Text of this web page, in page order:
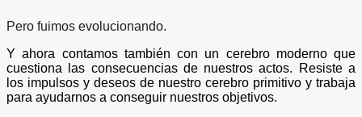
Pero fuimos evolucionando.
Y ahora contamos también con un cerebro moderno que
cuestiona las consecuencias de nuestros actos. Resiste a
los impulsos y deseos de nuestro cerebro primitivo y trabaja
para ayudarnos a conseguir nuestros objetivos.